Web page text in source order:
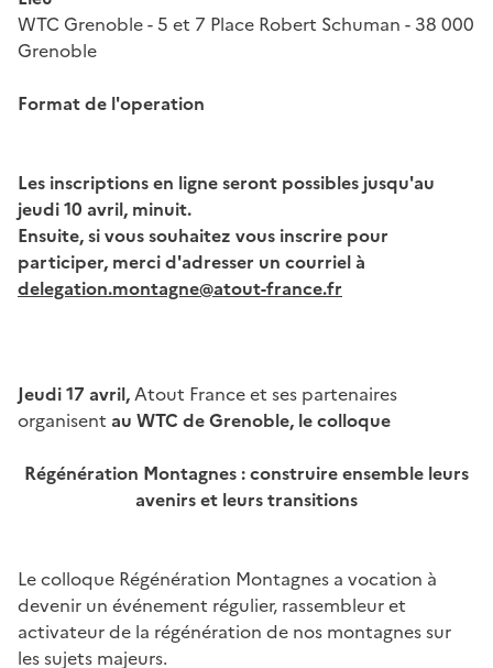
WTC Grenoble - 5 et 7 Place Robert Schuman - 38 000
Grenoble
Format de l'operation
Les inscriptions en ligne seront possibles jusqu'au
jeudi 10 avril, minuit.
Ensuite, si vous souhaitez vous inscrire pour
participer, merci d'adresser un courriel à
delegation.montagne@atout-france.fr
Jeudi 17 avril,Atout France et ses partenaires
organisent au WTC de Grenoble, le colloque
Régénération Montagnes : construire ensemble leurs
avenirs et leurs transitions
Le colloque Régénération Montagnes a vocation à
devenir un événement régulier, rassembleur et
activateur de la régénération de nos montagnes sur
les sujets majeurs.